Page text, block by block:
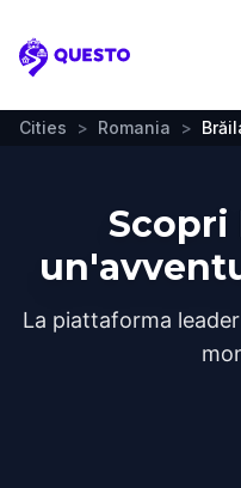
Questo
Cities > Romania >
Scopri
La piattaforma